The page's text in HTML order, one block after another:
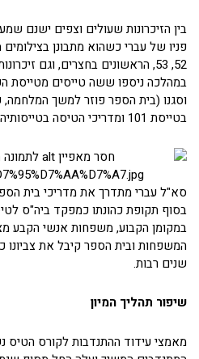
בין הזיכרונות שעולים וצפים ישנם
52, 53, הראשונים בחצרים, וגם
במהלכה ניספו ששה טייסים מטייסת
וסגנו (בית הספר פוזר למשך המלחמה,
בטייסת 101 ומדריכי הטיסה בטייסותיהם).
סא"ל עברי מתדרך את מדריכי בית
בסוף תקופת כהונתו כמפקד ביה"ס
במקומן הקבוע, משפחות אנשי הקבע
המשפחות ובית הספר קיבל את צביונו
שנים רבות.
שיפור תהליך המיון
מאמצי עידוד ההתנדבות לקורס הטיס